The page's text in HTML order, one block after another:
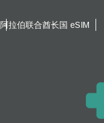
阿拉伯联合酋长国 eSIM